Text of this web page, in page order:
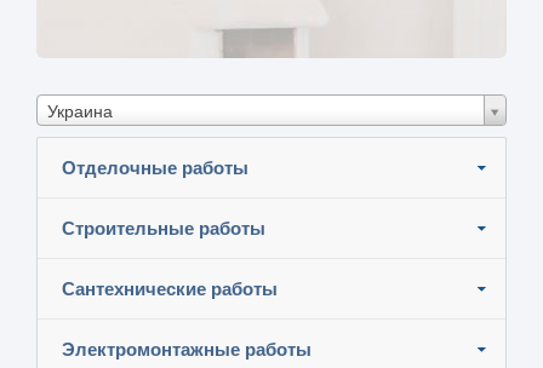
Украина
Отделочные работы
Строительные работы
Сантехнические работы
Электромонтажные работы